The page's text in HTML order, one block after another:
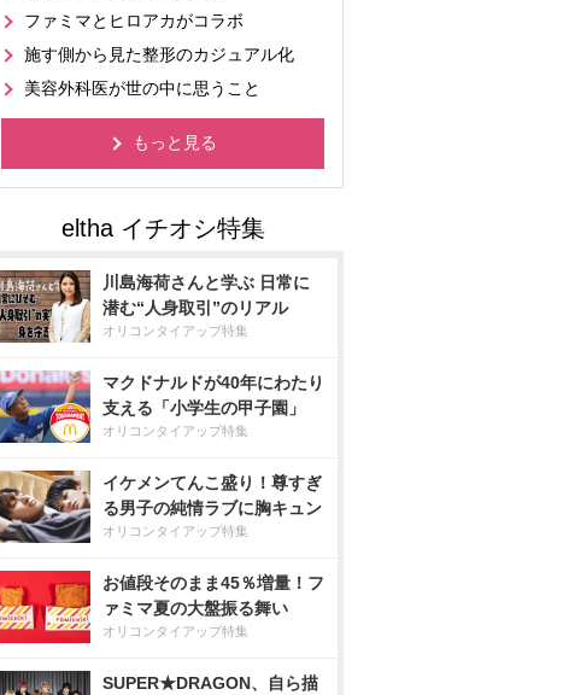
ファミマとヒロアカがコラボ
施す側から見た整形のカジュアル化
美容外科医が世の中に思うこと
もっと見る
川島海荷さんと学ぶ 日常に
潜む“人身取引”のリアル
オリコンタイアップ特集
マクドナルドが40年にわたり
支える「小学生の甲子園」
オリコンタイアップ特集
イケメンてんこ盛り！尊すぎ
る男子の純情ラブに胸キュン
オリコンタイアップ特集
お値段そのまま45％増量！フ
ァミマ夏の大盤振る舞い
オリコンタイアップ特集
SUPER★DRAGON、自ら描